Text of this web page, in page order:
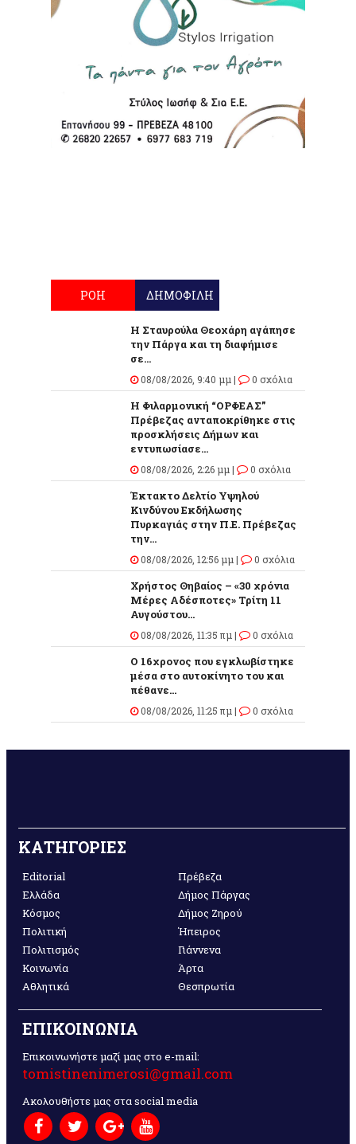
ΡΟΗ ΔΗΜΟΦΙΛΗ
Η Σταυρούλα Θεοχάρη αγάπησε
την Πάργα και τη διαφήμισε
σε...
08/08/2026, 9:40 μμ | 0 σχόλια
Η Φιλαρμονική “ΟΡΦΕΑΣ”
Πρέβεζας ανταποκρίθηκε στις
προσκλήσεις Δήμων και
εντυπωσίασε...
08/08/2026, 2:26 μμ | 0 σχόλια
Έκτακτο Δελτίο Υψηλού
Κινδύνου Εκδήλωσης
Πυρκαγιάς στην Π.Ε. Πρέβεζας
την...
08/08/2026, 12:56 μμ | 0 σχόλια
Χρήστος Θηβαίος – «30 χρόνια
Μέρες Αδέσποτες» Τρίτη 11
Αυγούστου...
08/08/2026, 11:35 πμ | 0 σχόλια
O 16χρονος που εγκλωβίστηκε
μέσα στο αυτοκίνητο του και
πέθανε...
08/08/2026, 11:25 πμ | 0 σχόλια
ΚΑΤΗΓΟΡΙΕΣ
Editorial
Ελλάδα
Κόσμος
Πολιτική
Πολιτισμός
Κοινωνία
Αθλητικά
Πρέβεζα
Δήμος Πάργας
Δήμος Ζηρού
Ήπειρος
Γιάννενα
Άρτα
Θεσπρωτία
ΕΠΙΚΟΙΝΩΝΙΑ
Επικοινωνήστε μαζί μας στο e-mail:
tomistinenimerosi@gmail.com
Ακολουθήστε μας στα social media